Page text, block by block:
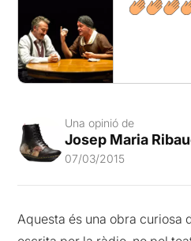
Una opinió de
Josep Maria
07/03/2015
Aquesta és una obra curiosa